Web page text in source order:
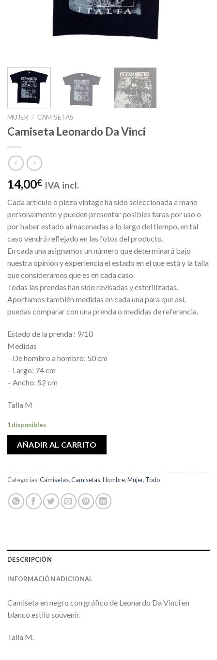
MUJER / CAMISETAS
Camiseta Leonardo Da Vinci
14,00€ IVA incl.
Cada artículo o pieza vintage ha sido seleccionada a mano
personalmente y pueden presentar posibles taras por uso o
por haber estado almacenadas a lo largo del tiempo, en tal
caso vendrá reflejado en las fotos del producto.
En cada una asignamos un número que determinará bajo
nuestra opinión y experiencia el estado en el que está y la talla
que consideramos que es en cada caso.
Todas las prendas han sido revisadas y esterilizadas.
Aportamos también medidas en cada una para que así,
puedas comparar con una prenda o medidas de referencia.
Estado de la prenda : 9/10
Medidas
– De hombro a hombro: 50 cm
– Largo: 74 cm
– Ancho: 52 cm
Talla M
1 disponibles
AÑADIR AL CARRITO
Categorías:Camisetas,Camisetas,Hombre,Mujer, Todo
DESCRIPCIÓN
INFORMACIÓN ADICIONAL
Camiseta en negro con gráfico de Leonardo Da Vinci en
blanco estilo souvenir.
Talla M.